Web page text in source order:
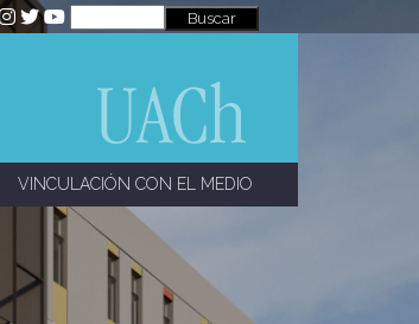
VINCULACIÓN CON EL MEDIO